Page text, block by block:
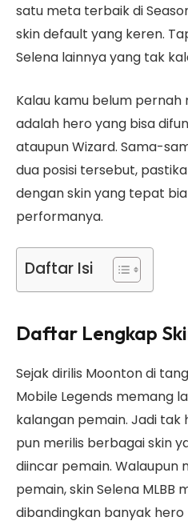
satu meta terbaik di
skin default yang keren.
Selena lainnya yang tak
Kalau kamu belum pernah
adalah hero yang bisa
ataupun Wizard. Sama-
dua posisi tersebut,
dengan skin yang tepat
performanya.
Daftar Isi
Daftar Lengkap
Sejak dirilis Moonton di
Mobile Legends memang
kalangan pemain. Jadi tak
pun merilis berbagai skin
diincar pemain. Walaupun
pemain, skin Selena MLBB
dibandingkan banyak